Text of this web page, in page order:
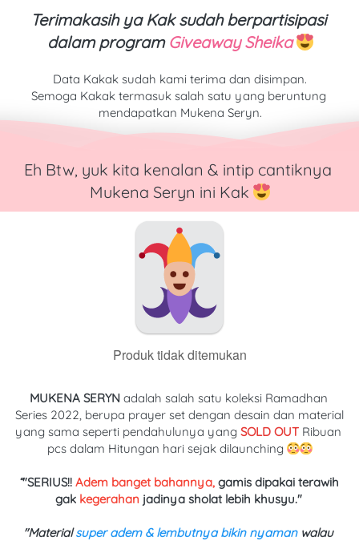
Terimakasih ya Kak sudah berpartisipasi
dalam program Giveaway Sheika
Data Kakak sudah kami terima dan disimpan.
Semoga Kakak termasuk salah satu yang beruntung
mendapatkan Mukena Seryn.
Eh Btw, yuk kita kenalan & intip cantiknya
Mukena Seryn ini Kak
Produk tidak ditemukan
MUKENA SERYN adalah salah satu koleksi Ramadhan
Series 2022, berupa prayer set dengan desain dan material
yang sama seperti pendahulunya yang SOLD OUT Ribuan
pcs dalam Hitungan hari sejak dilaunching
“"SERIUS!! Adem banget bahannya, gamis dipakai terawih
gak kegerahan jadinya sholat lebih khusyu."
"Material super adem & lembutnya bikin nyaman walau